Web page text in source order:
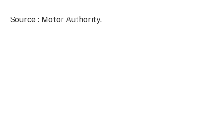
Source : Motor Authority.